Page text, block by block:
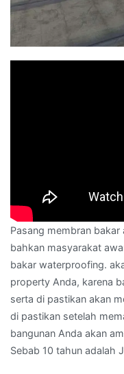
Pasang membran
bahkan masyarakat
bakar waterproofing.
property Anda, karena
serta di pastikan akan
di pastikan setelah
bangunan Anda akan
Sebab 10 tahun adalah